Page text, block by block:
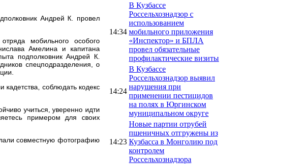
Андрей К. провел
мобильного особого
Амелина и капитана
подполковник Андрей К.
спецподразделения, о
кадетства, соблюдать кодекс
учиться, уверенно идти
примером для своих
совместную фотографию
14:34
В Кузбассе
Россельхознадзор с
использованием
мобильного приложения
«Инспектор» и БПЛА
провел обязательные
профилактические визиты
14:24
В Кузбассе
Россельхознадзор выявил
нарушения при
применении пестицидов
на полях в Юргинском
муниципальном округе
14:23
Новые партии отрубей
пшеничных отгружены из
Кузбасса в Монголию под
контролем
Россельхознадзора